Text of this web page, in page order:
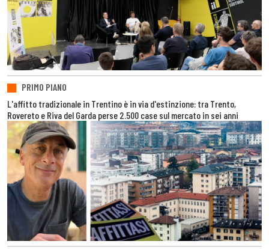
PRIMO PIANO
L'affitto tradizionale in Trentino è in via d'estinzione: tra Trento,
Rovereto e Riva del Garda perse 2.500 case sul mercato in sei anni